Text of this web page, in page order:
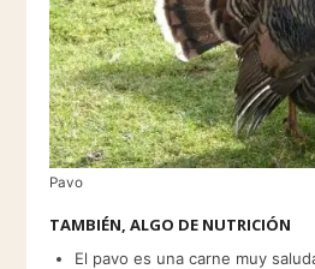
Pavo
TAMBIÉN, ALGO DE NUTRICIÓN
El pavo es una carne muy